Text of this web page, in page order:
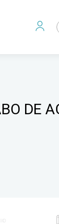
DE